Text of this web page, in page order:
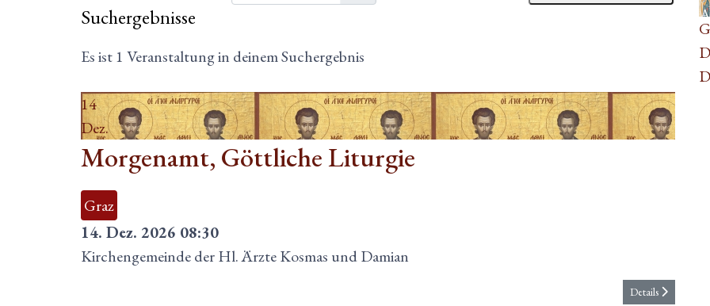
Suchergebnisse
Es ist 1 Veranstaltung in deinem Suchergebnis
14
Dez.
Morgenamt, Göttliche Liturgie
Graz
14. Dez. 2026 08:30
Kirchengemeinde der Hl. Ärzte Kosmas und Damian
Details